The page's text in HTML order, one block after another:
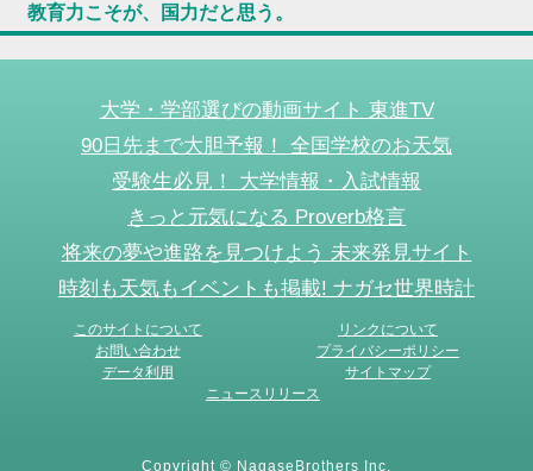
教育力こそが、国力だと思う。
大学・学部選びの動画サイト 東進TV
90日先まで大胆予報！ 全国学校のお天気
受験生必見！ 大学情報・入試情報
きっと元気になる Proverb格言
将来の夢や進路を見つけよう 未来発見サイト
時刻も天気もイベントも掲載! ナガセ世界時計
このサイトについて
リンクについて
お問い合わせ
プライバシーポリシー
データ利用
サイトマップ
ニュースリリース
Copyright © NagaseBrothers Inc.